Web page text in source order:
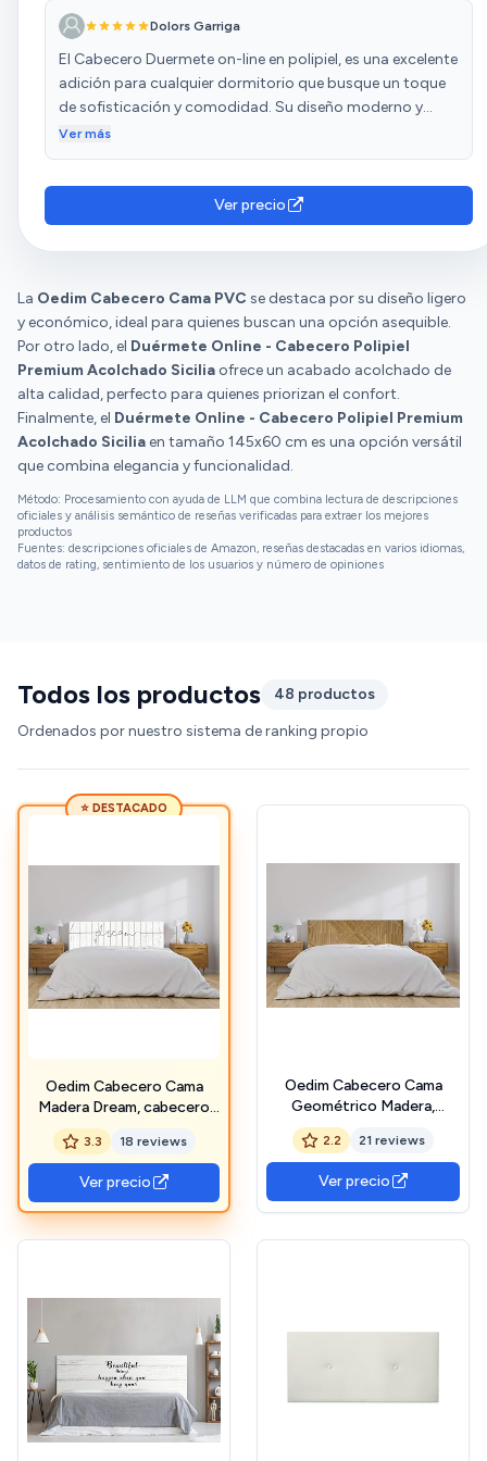
Dolors Garriga
El Cabecero Duermete on-line en polipiel, es una excelente
adición para cualquier dormitorio que busque un toque
de sofisticación y comodidad. Su diseño moderno y
líneas limpias lo convierten en un elemento versátil que se
✅ Calidad del material: La polipiel/tela es suave al tacto,
resistente y fácil de limpiar, ideal para el día a día. ✅
Diseño acolchado: Proporciona un soporte cómodo
✅ Instalación sencilla: Viene con instrucciones claras y se
monta fácilmente en la mayoría de camas. ✅ Variedad de
colores: Permite elegir el tono que mejor combine con la
decoración de tu habitación. A tener en cuenta:
Asegúrate de medir el espacio disponible antes de
comprarlo, ya que su tamaño puede variar según el
modelo. Conclusión: Si buscas un cabecero que combine
estilo, durabilidad y confort a un precio razonable, el
dormitorio sin requerir grandes cambios. ¡Muy
recomendado!
Ver más
Ver precio
La Oedim Cabecero Cama PVC se destaca por su diseño ligero
y económico, ideal para quienes buscan una opción asequible.
Por otro lado, el Duérmete Online - Cabecero Polipiel
Premium Acolchado Sicilia ofrece un acabado acolchado de
alta calidad, perfecto para quienes priorizan el confort.
Finalmente, el Duérmete Online - Cabecero Polipiel Premium
Acolchado Sicilia en tamaño 145x60 cm es una opción versátil
que combina elegancia y funcionalidad.
Método: Procesamiento con ayuda de LLM que combina lectura de descripciones
oficiales y análisis semántico de reseñas verificadas para extraer los mejores
productos
Fuentes: descripciones oficiales de Amazon, reseñas destacadas en varios idiomas,
datos de rating, sentimiento de los usuarios y número de opiniones
Todos los productos
48 productos
Ordenados por nuestro sistema de ranking propio
⭐ DESTACADO
Oedim Cabecero Cama
Madera Dream, cabecero
Decorativo para Camas,
decoración para
Habitaciones
3.3 18 reviews
Ver precio
Oedim Cabecero Cama
Geométrico Madera,
cabecero Decorativo para
Camas, decoración para
Habitaciones
2.2 21 reviews
Ver precio